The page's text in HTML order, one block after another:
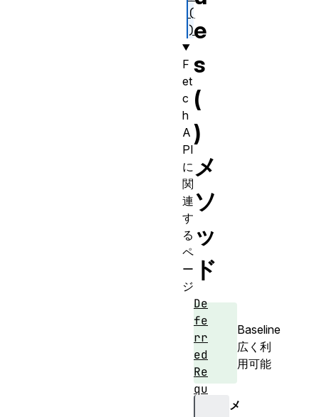
e
s
(
)
メ
ソ
ッ
ド
Baseline
広く利
用可能
メ
(
)
F
et
c
h
A
PI
に
関
連
す
る
ペ
ー
ジ
De
fe
rr
ed
Re
qu